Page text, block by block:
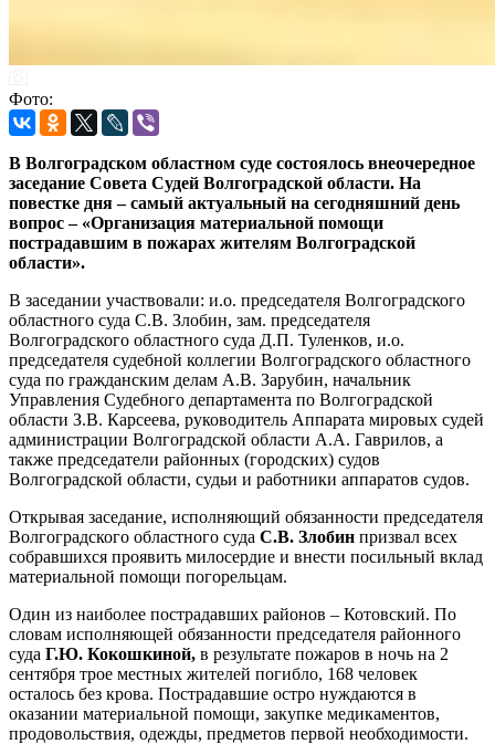
Фото:
В Волгоградском областном суде состоялось внеочередное
заседание Совета Судей Волгоградской области. На
повестке дня – самый актуальный на сегодняшний день
вопрос – «Организация материальной помощи
пострадавшим в пожарах жителям Волгоградской
области».
В заседании участвовали: и.о. председателя Волгоградского
областного суда С.В. Злобин, зам. председателя
Волгоградского областного суда Д.П. Туленков, и.о.
председателя судебной коллегии Волгоградского областного
суда по гражданским делам А.В. Зарубин, начальник
Управления Судебного департамента по Волгоградской
области З.В. Карсеева, руководитель Аппарата мировых судей
администрации Волгоградской области А.А. Гаврилов, а
также председатели районных (городских) судов
Волгоградской области, судьи и работники аппаратов судов.
Открывая заседание, исполняющий обязанности председателя
Волгоградского областного суда С.В. Злобин призвал всех
собравшихся проявить милосердие и внести посильный вклад
материальной помощи погорельцам.
Один из наиболее пострадавших районов – Котовский. По
словам исполняющей обязанности председателя районного
суда Г.Ю. Кокошкиной, в результате пожаров в ночь на 2
сентября трое местных жителей погибло, 168 человек
осталось без крова. Пострадавшие остро нуждаются в
оказании материальной помощи, закупке медикаментов,
продовольствия, одежды, предметов первой необходимости.